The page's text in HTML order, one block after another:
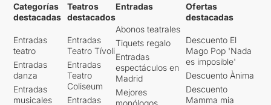
la complexitat del text
a una enorme
velocitat, d’una banda a
l’altra de la ment del pare
que no sap o no pot entomar
la mort del seu fill.
Una proposta per nosaltres
Categorías
destacadas
Entradas
teatro
Entradas
danza
Entradas
musicales
Teatros
destacados
Entradas
Teatro Tívoli
Entradas
Teatro
Coliseum
Entradas
Entradas
Abonos teatrales
Tiquets regalo
Entradas
espectáculos en
Madrid
Mejores
monólogos
Ofertas
destacadas
Descuento El
Mago Pop 'Nada
es imposible'
Descuento Ànima
Descuento
Mamma mia